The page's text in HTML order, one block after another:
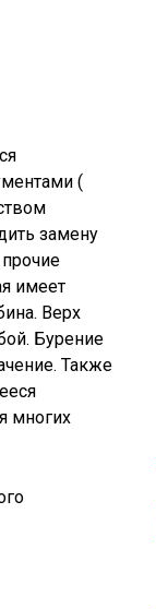
(
замену
имеет
Верх
Бурение
Также
многих